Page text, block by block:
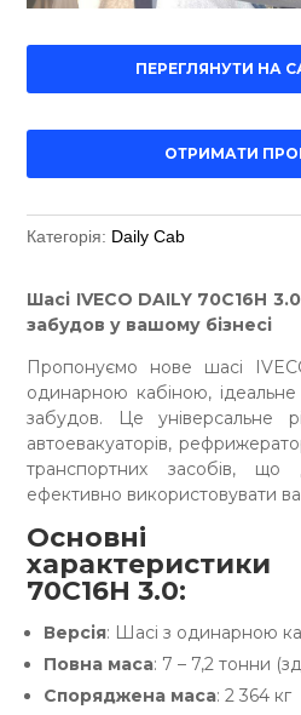
ПЕРЕГЛЯНУТИ НА
ОТРИМАТИ
Категорія: Daily Cab
Шасі IVECO DAILY 70C16H
забудов у вашому бізнесі
Пропонуємо нове шасі
одинарною кабіною, ідеальне
забудов. Це універсальне
автоевакуаторів,
транспортних засобів, що
ефективно використовувати
Основні
70C16H 3.0:
Версія: Шасі з одинарною
Повна маса: 7 – 7,2 тонни
Споряджена маса: 2 364 кг